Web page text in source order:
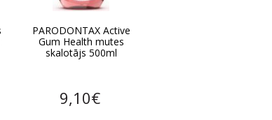
PARODONTAX Active
Gum Health mutes
skalotājs 500ml
9,10€